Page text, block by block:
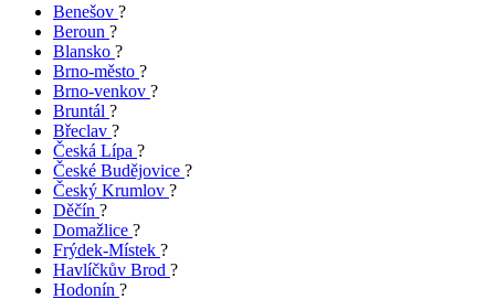
Benešov ?
Beroun ?
Blansko ?
Brno-město ?
Brno-venkov ?
Bruntál ?
Břeclav ?
Česká Lípa ?
České Budějovice ?
Český Krumlov ?
Děčín ?
Domažlice ?
Frýdek-Místek ?
Havlíčkův Brod ?
Hodonín ?